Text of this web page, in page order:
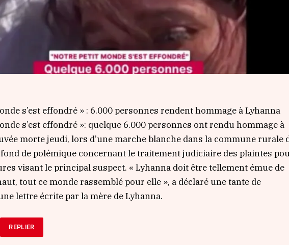
s’est effondré » : 6.000 personnes rendent hommage à Lyhanna
s’est effondré »: quelque 6.000 personnes ont rendu hommage à
morte jeudi, lors d’une marche blanche dans la commune rurale
de polémique concernant le traitement judiciaire des plaintes
visant le principal suspect. « Lyhanna doit être tellement émue de
tout ce monde rassemblé pour elle », a déclaré une tante de
lettre écrite par la mère de Lyhanna.
REPLIER